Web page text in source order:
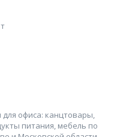
офиса: канцтовары,
питания, мебель по